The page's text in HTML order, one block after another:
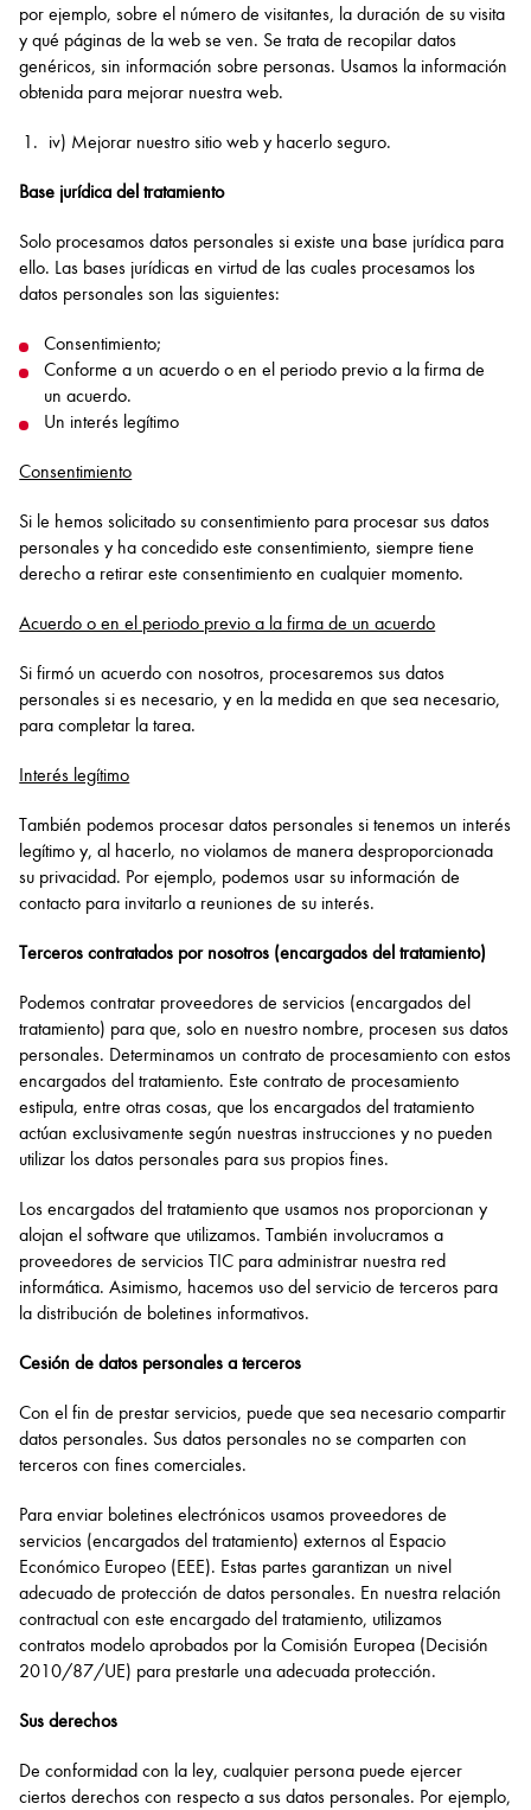
por ejemplo, sobre el número de visitantes, la duración de su visita
y qué páginas de la web se ven. Se trata de recopilar datos
genéricos, sin información sobre personas. Usamos la información
obtenida para mejorar nuestra web.
iv) Mejorar nuestro sitio web y hacerlo seguro.
Base jurídica del tratamiento
Solo procesamos datos personales si existe una base jurídica para
ello. Las bases jurídicas en virtud de las cuales procesamos los
datos personales son las siguientes:
Consentimiento;
Conforme a un acuerdo o en el periodo previo a la firma de
un acuerdo.
Un interés legítimo
Consentimiento
Si le hemos solicitado su consentimiento para procesar sus datos
personales y ha concedido este consentimiento, siempre tiene
derecho a retirar este consentimiento en cualquier momento.
Acuerdo o en el periodo previo a la firma de un acuerdo
Si firmó un acuerdo con nosotros, procesaremos sus datos
personales si es necesario, y en la medida en que sea necesario,
para completar la tarea.
Interés legítimo
También podemos procesar datos personales si tenemos un interés
legítimo y, al hacerlo, no violamos de manera desproporcionada
su privacidad. Por ejemplo, podemos usar su información de
contacto para invitarlo a reuniones de su interés.
Terceros contratados por nosotros (encargados del tratamiento)
Podemos contratar proveedores de servicios (encargados del
tratamiento) para que, solo en nuestro nombre, procesen sus datos
personales. Determinamos un contrato de procesamiento con estos
encargados del tratamiento. Este contrato de procesamiento
estipula, entre otras cosas, que los encargados del tratamiento
actúan exclusivamente según nuestras instrucciones y no pueden
utilizar los datos personales para sus propios fines.
Los encargados del tratamiento que usamos nos proporcionan y
alojan el software que utilizamos. También involucramos a
proveedores de servicios TIC para administrar nuestra red
informática. Asimismo, hacemos uso del servicio de terceros para
la distribución de boletines informativos.
Cesión de datos personales a terceros
Con el fin de prestar servicios, puede que sea necesario compartir
datos personales. Sus datos personales no se comparten con
terceros con fines comerciales.
Para enviar boletines electrónicos usamos proveedores de
servicios (encargados del tratamiento) externos al Espacio
Económico Europeo (EEE). Estas partes garantizan un nivel
adecuado de protección de datos personales. En nuestra relación
contractual con este encargado del tratamiento, utilizamos
contratos modelo aprobados por la Comisión Europea (Decisión
2010/87/UE) para prestarle una adecuada protección.
Sus derechos
De conformidad con la ley, cualquier persona puede ejercer
ciertos derechos con respecto a sus datos personales. Por ejemplo,